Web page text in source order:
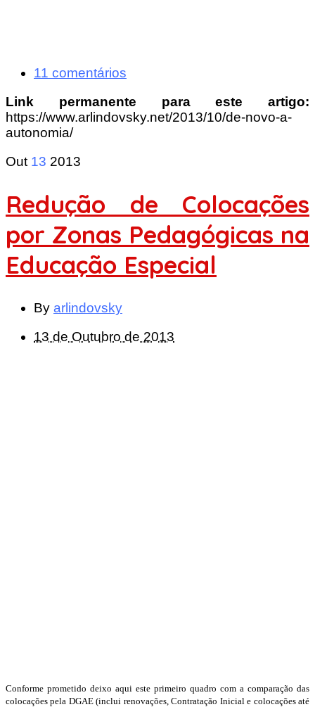
11 comentários
Link permanente para este artigo:
https://www.arlindovsky.net/2013/10/de-novo-a-
autonomia/
Out 13 2013
Redução de Colocações
por Zonas Pedagógicas na
Educação Especial
By arlindovsky
13 de Outubro de 2013
Conforme prometido deixo aqui este primeiro quadro com a comparação das
colocações pela DGAE (inclui renovações, Contratação Inicial e colocações até